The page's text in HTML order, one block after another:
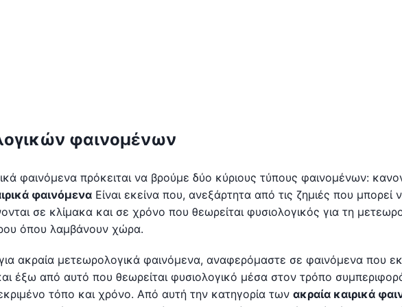
φαινομένων
φαινόμενα πρόκειται να βρούμε δύο κύριους τύπους φαινομένων:
φαινόμενα Είναι εκείνα που, ανεξάρτητα από τις ζημιές που μπορεί
σε κλίμακα και σε χρόνο που θεωρείται φυσιολογικός για τη
όπου λαμβάνουν χώρα.
ακραία μετεωρολογικά φαινόμενα, αναφερόμαστε σε φαινόμενα που
έξω από αυτό που θεωρείται φυσιολογικό μέσα στον τρόπο
τόπο και χρόνο. Από αυτή την κατηγορία των ακραία καιρικά